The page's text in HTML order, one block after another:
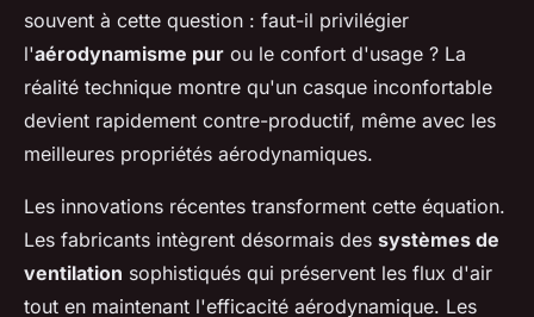
souvent à cette question : faut-il privilégier
l'aérodynamisme pur ou le confort d'usage ? La
réalité technique montre qu'un casque inconfortable
devient rapidement contre-productif, même avec les
meilleures propriétés aérodynamiques.
Les innovations récentes transforment cette équation.
Les fabricants intègrent désormais des systèmes de
ventilation sophistiqués qui préservent les flux d'air
tout en maintenant l'efficacité aérodynamique. Les